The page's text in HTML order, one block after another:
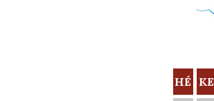
HÉ KE